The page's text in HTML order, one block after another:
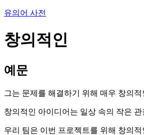
유의어 사전
창의적인
예문
그는 문제를 해결하기 위해 매우 창의
창의적인 아이디어는 일상 속의 작은
우리 팀은 이번 프로젝트를 위해 창의